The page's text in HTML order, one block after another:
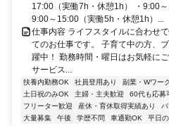
17:00（実働7h・休憩1h） ・9:00
9:00～15:00（実働5h・休憩1h）...
仕事内容 ライフスタイルに合わせ
てのお仕事です。 子育て中の方、
躍中！ 勤務時間・曜日はお気軽に
サービス...
扶養内勤務OK 社員登用あり 副業・Wワー
土日祝のみOK
主婦・主夫歓迎 60代も応募
フリーター歓迎
産休・育休取得実績あり
大量募集
午後 学歴不問 車通勤OK 平日